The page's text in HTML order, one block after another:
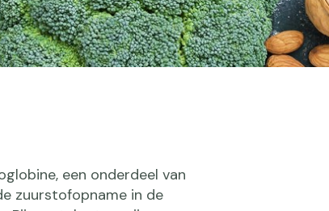
een onderdeel van
zuurstofopname in de